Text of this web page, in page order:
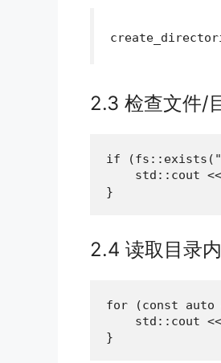
2.3 检查文件/
if
std::cout <<
}
2.4 读取目录
for (const
std::cout
}